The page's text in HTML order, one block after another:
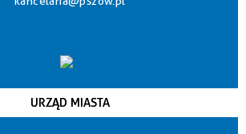
URZĄD MIASTA